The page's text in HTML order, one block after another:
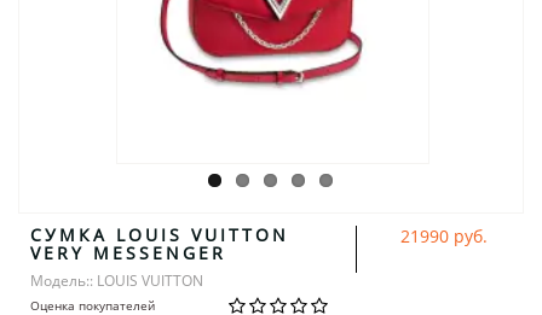
СУМКА LOUIS VUITTON
VERY MESSENGER
Модель:: LOUIS VUITTON
Оценка покупателей
21990 руб.